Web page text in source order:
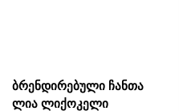
ბრენდირებული ჩანთა
ლია ლიქოკელი